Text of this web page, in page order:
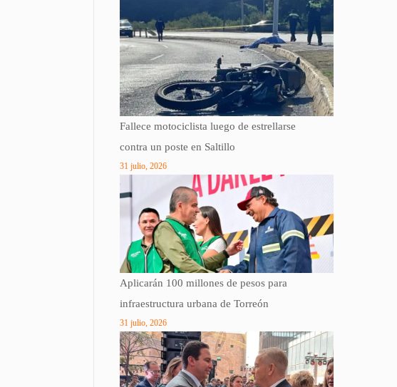
Fallece motociclista luego de estrellarse
contra un poste en Saltillo
31 julio, 2026
Aplicarán 100 millones de pesos para
infraestructura urbana de Torreón
31 julio, 2026